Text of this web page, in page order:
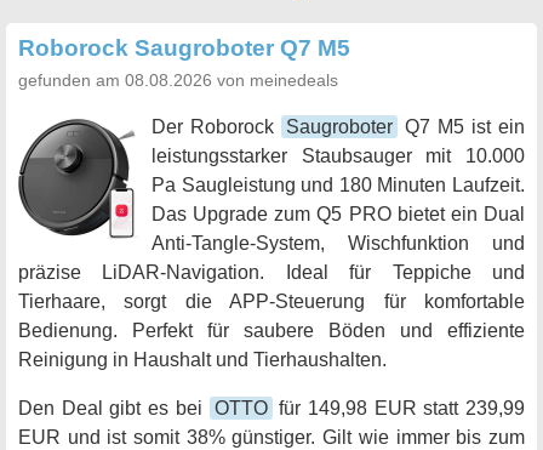
Roborock Saugroboter Q7 M5
gefunden am 08.08.2026 von meinedeals
Der Roborock Saugroboter Q7 M5 ist ein
leistungsstarker Staubsauger mit 10.000
Pa Saugleistung und 180 Minuten Laufzeit.
Das Upgrade zum Q5 PRO bietet ein Dual
Anti-Tangle-System, Wischfunktion und
präzise LiDAR-Navigation. Ideal für Teppiche und
Tierhaare, sorgt die APP-Steuerung für komfortable
Bedienung. Perfekt für saubere Böden und effiziente
Reinigung in Haushalt und Tierhaushalten.
Den Deal gibt es bei OTTO für 149,98 EUR statt 239,99
EUR und ist somit 38% günstiger. Gilt wie immer bis zum